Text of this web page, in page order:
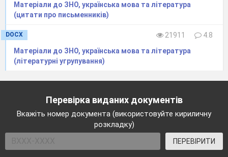
Матеріали до ЗНО, українська мова та література
(цитати про письменників)
DOCX 21911
4.8
Матеріали до ЗНО, українська мова та література
(літературні угрупування)
Перевірка виданих документів
Вкажіть номер документа (використовуйте кириличну
розкладку)
ПЕРЕВІРИТИ